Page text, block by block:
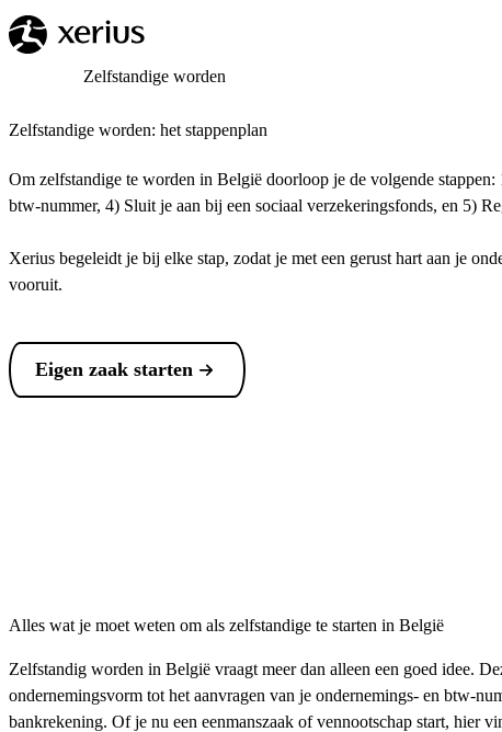
Overslaan naar de hoofdinhoud
Breadcrumb
HomeZelfstandige worden
Zelfstandige worden: het stappenplan
Om zelfstandige te worden in België doorloop je de volgende
btw-nummer, 4) Sluit je aan bij een sociaal verzekeringsfonds, en 5)
Xerius begeleidt je bij elke stap, zodat je met een gerust hart aan je
vooruit.
Eigen zaak starten
Alles wat je moet weten om als zelfstandige te starten in België
Zelfstandig worden in België vraagt meer dan alleen een goed idee.
ondernemingsvorm tot het aanvragen van je ondernemings- en btw-
bankrekening. Of je nu een eenmanszaak of vennootschap start, hier